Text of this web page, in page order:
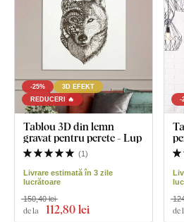
-25%
3D EFEKT
REDUCERI 🔥
Tablou 3D din lemn
gravat pentru perete - Lup
(1)
Livrare estimată în 3 zile
lucrătoare
de la 112,80 lei
150,40 lei
-
de